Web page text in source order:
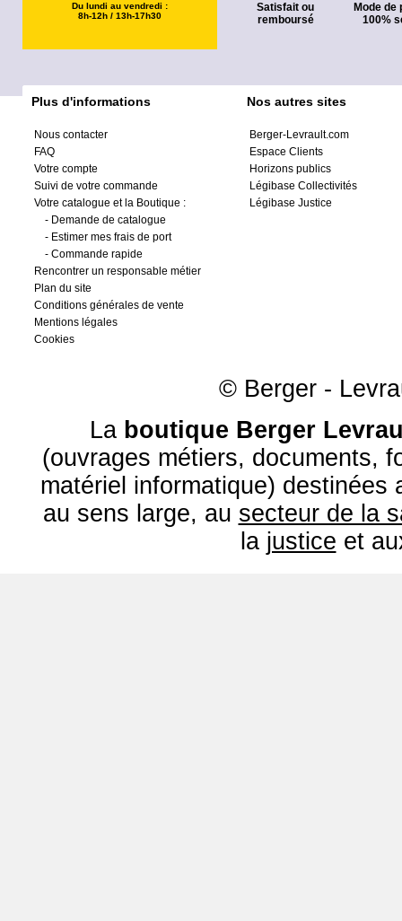
Du lundi au vendredi :
8h-12h / 13h-17h30
Satisfait ou
remboursé
Mode de
100%
Plus d'informations
Nous contacter
FAQ
Votre compte
Suivi de votre commande
Votre catalogue et la Boutique :
- Demande de catalogue
- Estimer mes frais de port
- Commande rapide
Rencontrer un responsable métier
Plan du site
Conditions générales de vente
Mentions légales
Cookies
Nos autres sites
Berger-Levrault.com
Espace Clients
Horizons publics
Légibase Collectivités
Légibase Justice
© Berger -
La boutique Berger
(ouvrages métiers, documents,
matériel informatique) destinées
au sens large, au secteur de la
la justice et